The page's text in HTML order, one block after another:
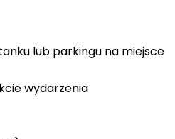
lub parkingu na miejsce
wydarzenia